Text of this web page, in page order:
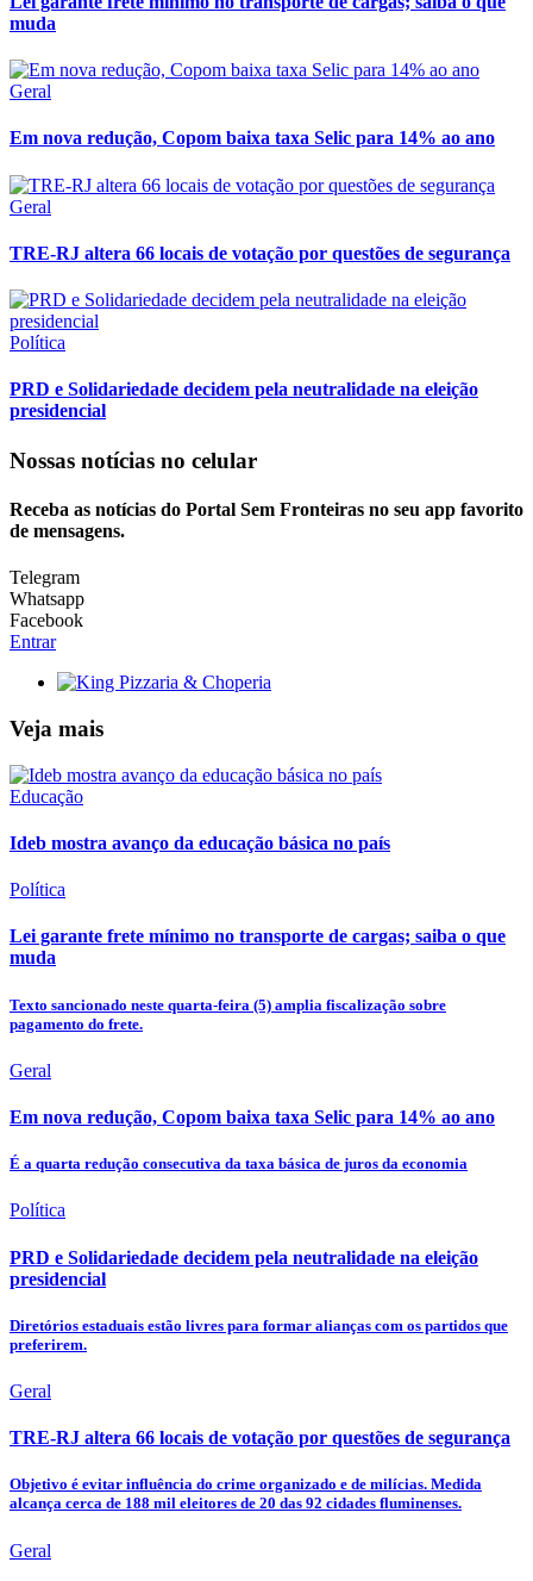
muda
Geral
Em nova redução, Copom baixa taxa Selic para 14% ao ano
Geral
TRE-RJ altera 66 locais de votação por questões de segurança
Política
PRD e Solidariedade decidem pela neutralidade na eleição
presidencial
Nossas notícias no celular
Receba as notícias do Portal Sem Fronteiras no seu app favorito
de mensagens.
Telegram
Whatsapp
Facebook
Entrar
Veja mais
Educação
Ideb mostra avanço da educação básica no país
Política
Lei garante frete mínimo no transporte de cargas; saiba o que
muda
Texto sancionado neste quarta-feira (5) amplia fiscalização sobre
pagamento do frete.
Geral
Em nova redução, Copom baixa taxa Selic para 14% ao ano
É a quarta redução consecutiva da taxa básica de juros da economia
Política
PRD e Solidariedade decidem pela neutralidade na eleição
presidencial
Diretórios estaduais estão livres para formar alianças com os partidos que
preferirem.
Geral
TRE-RJ altera 66 locais de votação por questões de segurança
Objetivo é evitar influência do crime organizado e de milícias. Medida
alcança cerca de 188 mil eleitores de 20 das 92 cidades fluminenses.
Geral